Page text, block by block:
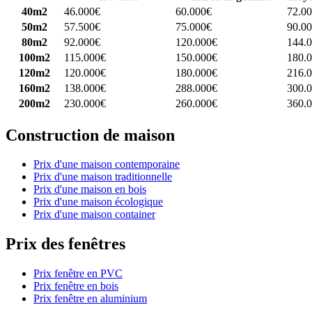
40m2
46.000€ 60.000€
50m2
57.500€ 75.000€
80m2
92.000€ 120.000€
100m2
115.000€ 150.000€
120m2
120.000€ 180.000€
160m2
138.000€ 288.000€
200m2
230.000€ 260.000€
Construction de maison
Prix d'une maison contemporaine
Prix d'une maison traditionnelle
Prix d'une maison en bois
Prix d'une maison écologique
Prix d'une maison container
Prix des fenêtres
Prix fenêtre en PVC
Prix fenêtre en bois
Prix fenêtre en aluminium